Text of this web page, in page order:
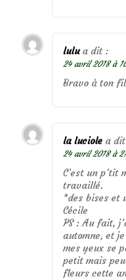
lulu a dit :
24 avril 2018 à
Bravo à ton
la luciole a
24 avril 2018 à
C’est un p’tit
travaillé.
*des bises et
Cécile
PS : Au fait,
automne, et
mes yeux se
petit mais
fleurs cette